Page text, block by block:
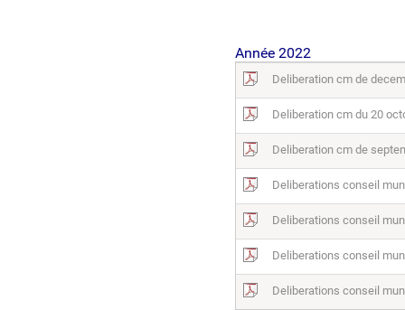
Année 2022
Deliberation cm de
Deliberation cm du 20
Deliberation cm de
Deliberations conseil
Deliberations conseil
Deliberations conseil
Deliberations conseil